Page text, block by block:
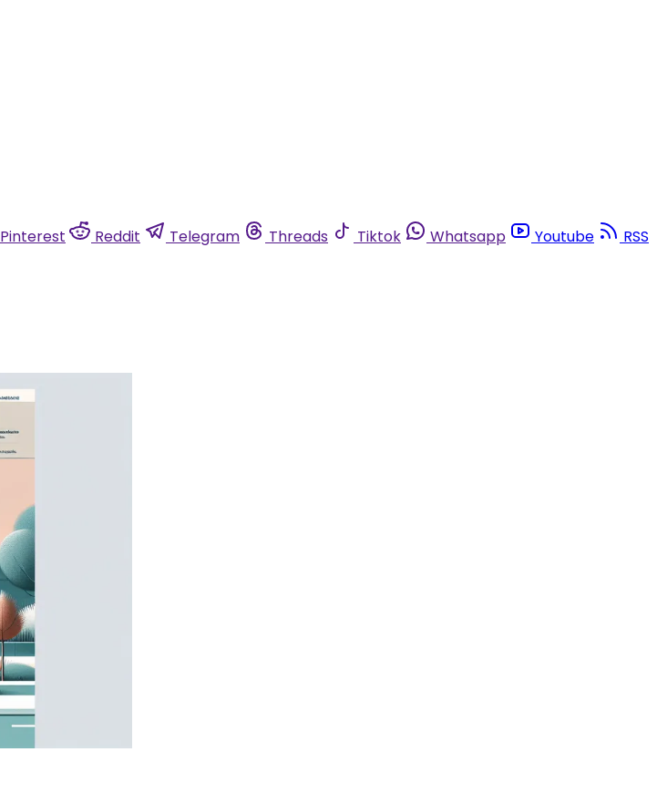
Pinterest Reddit Telegram Threads Tiktok Whatsapp Youtube
RSS